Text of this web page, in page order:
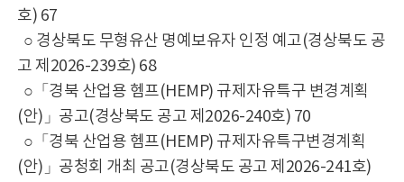
호) 67
○ 경상북도 무형유산 명예보유자 인정 예고(경상북도 공
고 제2026-239호) 68
○「경북 산업용 헴프(HEMP) 규제자유특구 변경계획
(안)」공고(경상북도 공고 제2026-240호) 70
○「경북 산업용 헴프(HEMP) 규제자유특구변경계획
(안)」공청회 개최 공고(경상북도 공고 제2026-241호)